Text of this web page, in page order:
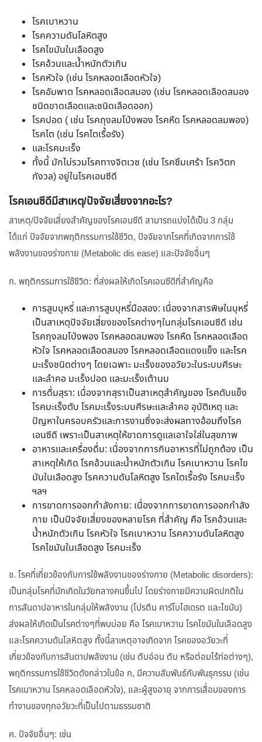
โรคเบาหวาน
โรคความดันโลหิตสูง
โรคไขมันในเลือดสูง
โรคอ้วนและน้ำหนักตัวเกิน
โรคหัวใจ (เช่น โรคหลอดเลือดหัวใจ)
โรคอัมพาต โรคหลอดเลือดสมอง (เช่น โรคหลอดเลือดสมอง
ชนิดขาดเลือดและชนิดเลือดออก)
โรคปอด ( เช่น โรคถุงลมโป่งพอง โรคหืด โรคหลอดลมพอง)
โรคไต (เช่น โรคไตเรื้อรัง)
และโรคมะเร็ง
ทั้งนี้ มักไม่รวมโรคทางจิตเวช (เช่น โรคซึมเศร้า โรควิตก
กังวล) อยู่ในโรคเอนซีดี
โรคเอนซีดีมีสาเหตุ/ปัจจัยเสี่ยงจากอะไร?
สาเหตุ/ปัจจัยเสี่ยงสำคัญของโรคเอนซีดี สามารถแบ่งได้เป็น 3 กลุ่ม
ได้แก่ ปัจจัยจากพฤติกรรมการใช้ชีวิต, ปัจจัยจากโรคที่เกิดจากการใช้
พลังงานของร่างกาย (Metabolic dis ease) และปัจจัยอื่นๆ
ก. พฤติกรรมการใช้ชีวิต: ที่ส่งผลให้เกิดโรคเอนซีดีที่สำคัญคือ
การสูบบุหรี่ และการสูบบุหรี่มือสอง: เนื่องจากสารพิษในบุหรี่
เป็นสาเหตุปัจจัยเสี่ยงของโรคต่างๆในกลุ่มโรคเอนซีดี เช่น
โรคถุงลมโป่งพอง โรคหลอดลมพอง โรคหืด โรคหลอดเลือด
หัวใจ โรคหลอดเลือดสมอง โรคหลอดเลือดแดงแข็ง และโรค
มะเร็งชนิดต่างๆ โดยเฉพาะ มะเร็งของอวัยวะในระบบศีรษะ
และลำคอ มะเร็งปอด และมะเร็งเต้านม
การดื่มสุรา: เนื่องจากสุราเป็นสาเหตุสำคัญของ โรคตับแข็ง
โรคมะเร็งตับ โรคมะเร็งระบบศีรษะและลำคอ อุบัติเหตุ และ
ปัญหาในครอบครัวและการงานซึ่งจะส่งผลทางอ้อมถึงโรค
เอนซีดี เพราะเป็นสาเหตุให้ขาดการดูแลเอาใจใส่ในสุขภาพ
อาหารและเครื่องดื่ม: เนื่องจากการกินอาหารที่ไม่ถูกต้อง เป็น
สาเหตุให้เกิด โรคอ้วนและน้ำหนักตัวเกิน โรคเบาหวาน โรคไข
มันในเลือดสูง โรคความดันโลหิตสูง โรคไตเรื้อรัง โรคมะเร็ง
ฯลฯ
การขาดการออกกำลังกาย: เนื่องจากการขาดการออกกำลัง
กาย เป็นปัจจัยเสี่ยงของหลายโรค ที่สำคัญ คือ โรคอ้วนและ
น้ำหนักตัวเกิน โรคหัวใจ โรคเบาหวาน โรคความดันโลหิตสูง
โรคไขมันในเลือดสูง โรคมะเร็ง
ข. โรคที่เกี่ยวข้องกับการใช้พลังงานของร่างกาย (Metabolic disorders):
เป็นกลุ่มโรคที่มักเกิดในวัยกลางคนขึ้นไป โดยร่างกายมีความผิดปกติใน
การสันดาปอาหารในกลุ่มให้พลังงาน (โปรตีน คาร์โบไฮเดรต และไขมัน)
ส่งผลให้เกิดเป็นโรคต่างๆที่พบบ่อย คือ โรคเบาหวาน โรคไขมันในเลือดสูง
และโรคความดันโลหิตสูง ทั้งนี้สาเหตุอาจเกิดจาก โรคของอวัยวะที่
เกี่ยวข้องกับการสันดาปพลังงาน (เช่น ตับอ่อน ตับ หรือต่อมไร้ท่อต่างๆ),
พฤติกรรมการใช้ชีวิตดังกล่าวในข้อ ก, มีความสัมพันธ์กับพันธุกรรม (เช่น
โรคเบาหวาน โรคหลอดเลือดหัวใจ), และผู้สูงอายุ จากการเสื่อมของการ
ทำงานของทุกอวัยวะที่เป็นไปตามธรรมชาติ
ค. ปัจจัยอื่นๆ: เช่น